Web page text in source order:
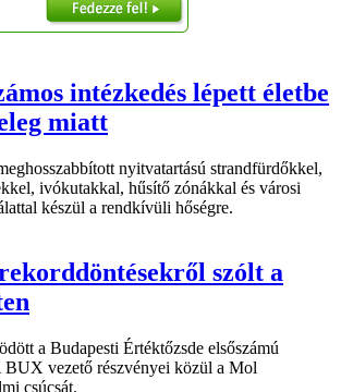
intézkedés lépett életbe
miatt
nyitvatartású strandfürdőkkel,
ivókutakkal, hűsítő zónákkal és városi
készül a rendkívüli hőségre.
szólt a
a Budapesti Értéktőzsde elsőszámú
BUX vezető részvényei közül a Mol
csúcsát.